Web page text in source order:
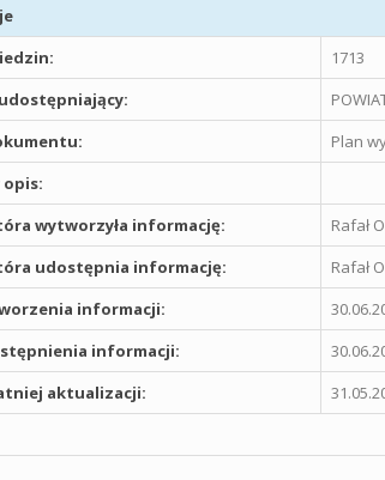
1713
Plan
opis:
wytworzyła informację:
Rafał
udostępnia informację:
Rafał
informacji:
informacji:
aktualizacji: